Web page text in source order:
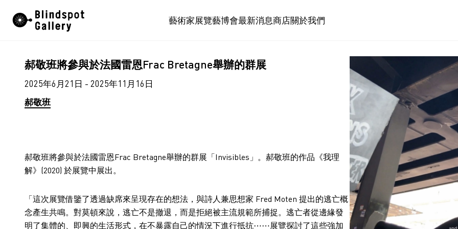
藝術家展覽藝博會最新消息商店關於我們
郝敬班將參與於法國雷恩Frac Bretagne舉辦的群展
2025年6月21日 - 2025年11月16日
郝敬班
郝敬班將參與於法國雷恩Frac Bretagne舉辦的群展「Invisibles」。郝敬班的作品《我理
解》(2020) 於展覽中展出。
「這次展覽借鑒了透過缺席來呈現存在的想法，與詩人兼思想家 Fred Moten 提出的逃亡概
念產生共鳴。對莫頓來說，逃亡不是撤退，而是拒絕被主流規範所捕捉。逃亡者從邊緣發
明了集體的、即興的生活形式，在不暴露自己的情況下進行抵抗⋯⋯展覽探討了這些強加